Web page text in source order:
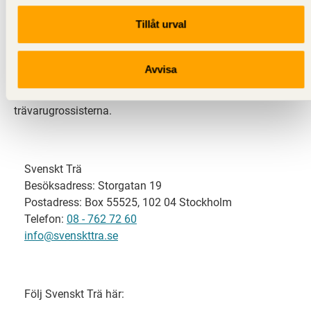
Tillåt urval
Avvisa
Svenskt Trä representerar svensk sågverksindustri
och är en del av branschorganisationen
svensk limträ-, KL-trä- och förpackningsindustri samt
trävarugrossisterna.
Svenskt Trä
Besöksadress: Storgatan 19
Postadress: Box 55525, 102 04 Stockholm
Telefon: 08 - 762 72 60
info@svenskttra.se
Följ Svenskt Trä här: